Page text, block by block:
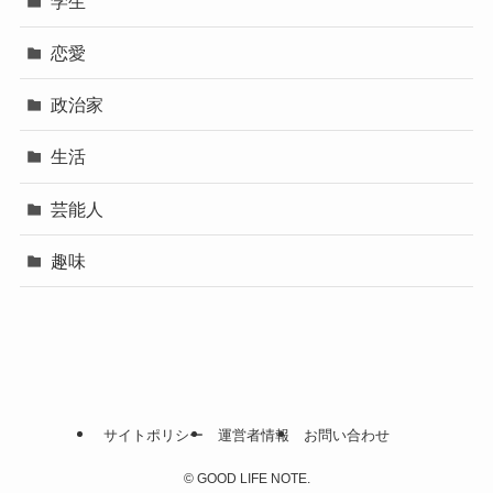
恋愛
政治家
生活
芸能人
趣味
サイトポリシー 運営者情報 お問い合わせ
©GOOD LIFE NOTE.